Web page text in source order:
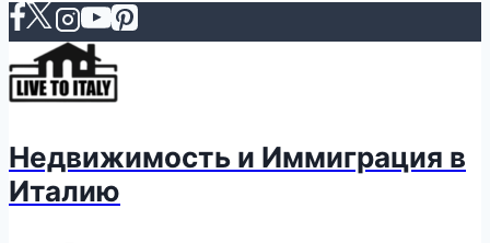
Недвижимость и Иммиграция в
Италию